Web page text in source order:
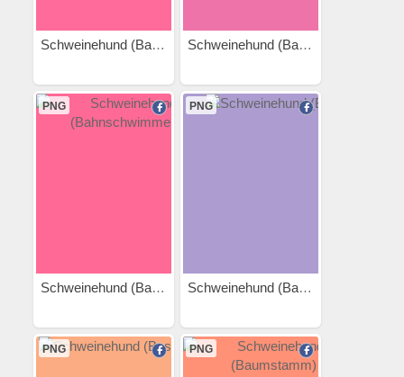
Schweinehund (Badeente) Schweinehund (Badetuch)
PNG
Schweinehund (Bahnschwimmen)
PNG
Schweinehund (Ball)
PNG PNG